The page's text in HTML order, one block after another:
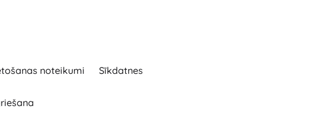
noteikumi Sīkdatnes